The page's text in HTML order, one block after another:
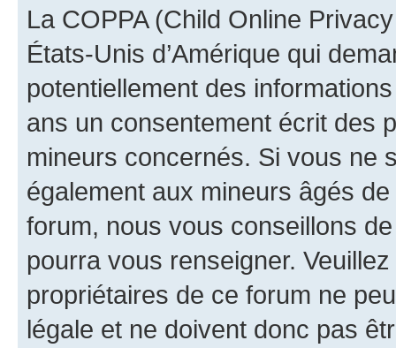
La COPPA (Child Online
États-Unis d’Amérique qui
potentiellement des
ans un consentement écrit des
mineurs concernés. Si vous ne
également aux mineurs âgés
forum, nous vous conseillons
pourra vous renseigner.
propriétaires de ce forum ne
légale et ne doivent donc pas